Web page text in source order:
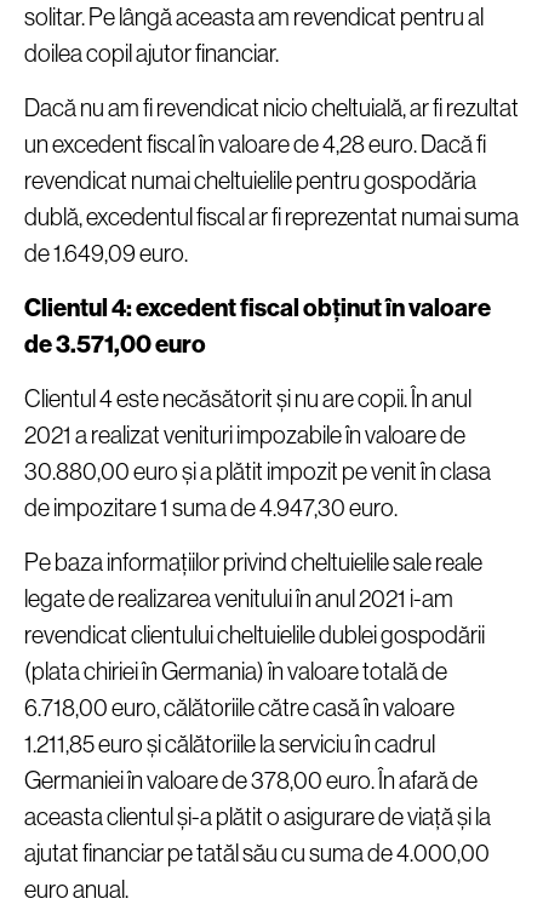
solitar. Pe lângă aceasta am revendicat pentru al
doilea copil ajutor financiar.
Dacă nu am fi revendicat nicio cheltuială, ar fi rezultat
un excedent fiscal în valoare de 4,28 euro. Dacă fi
revendicat numai cheltuielile pentru gospodăria
dublă, excedentul fiscal ar fi reprezentat numai suma
de 1.649,09 euro.
Clientul 4: excedent fiscal obținut în valoare
de 3.571,00 euro
Clientul 4 este necăsătorit și nu are copii. În anul
2021 a realizat venituri impozabile în valoare de
30.880,00 euro și a plătit impozit pe venit în clasa
de impozitare 1 suma de 4.947,30 euro.
Pe baza informațiilor privind cheltuielile sale reale
legate de realizarea venitului în anul 2021 i-am
revendicat clientului cheltuielile dublei gospodării
(plata chiriei în Germania) în valoare totală de
6.718,00 euro, călătoriile către casă în valoare
1.211,85 euro și călătoriile la serviciu în cadrul
Germaniei în valoare de 378,00 euro. În afară de
aceasta clientul și-a plătit o asigurare de viață și la
ajutat financiar pe tatăl său cu suma de 4.000,00
euro anual.